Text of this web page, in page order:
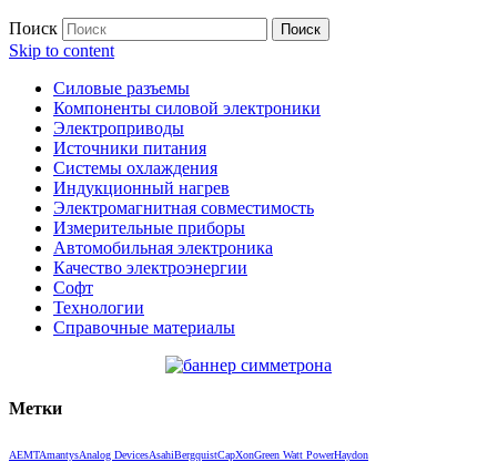
Поиск
Skip to content
Силовые разъемы
Компоненты силовой электроники
Электроприводы
Источники питания
Системы охлаждения
Индукционный нагрев
Электромагнитная совместимость
Измерительные приборы
Автомобильная электроника
Качество электроэнергии
Софт
Технологии
Справочные материалы
Метки
AEMTAmantysAnalog DevicesAsahiBergquistCapXonGreen Watt PowerHaydon